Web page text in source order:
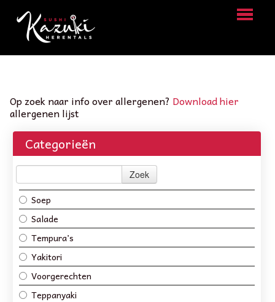
BESTELLEN
MENU
LOGIN
Op zoek naar info over allergenen? Download hier
allergenen lijst
Categorieën
Zoek
Soep
Salade
Tempura’s
Yakitori
Voorgerechten
Teppanyaki